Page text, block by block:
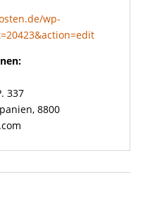
wp-
337
8800